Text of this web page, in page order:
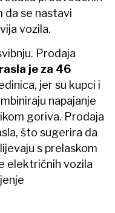
da se nastavi
vozila.
Prodaja
je za 46
jer su kupci i
napajanje
goriva. Prodaja
što sugerira da
s prelaskom
električnih vozila